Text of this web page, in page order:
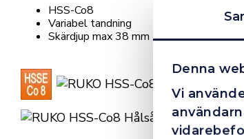
Denna
Vi
HSS-Co8
Variabel tandning
Skärdjup max 38 mm